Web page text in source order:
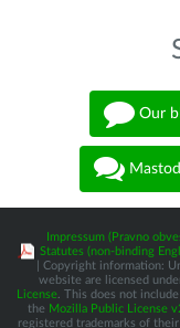
Our
Impressum (Pravno
Statutes (non-binding
| Copyright information:
website are licensed
License . This does not
the Mozilla Public License
registered trademarks of